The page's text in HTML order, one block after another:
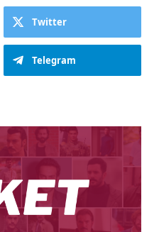
Twitter
Telegram